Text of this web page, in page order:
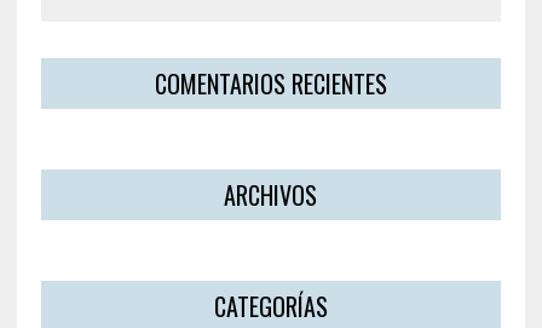
COMENTARIOS RECIENTES
ARCHIVOS
CATEGORÍAS